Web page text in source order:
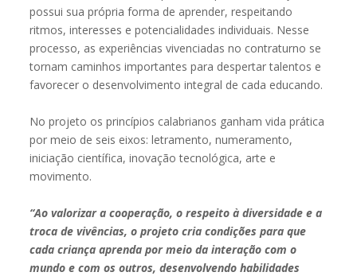
possui sua própria forma de aprender, respeitando
ritmos, interesses e potencialidades individuais. Nesse
processo, as experiências vivenciadas no contraturno se
tornam caminhos importantes para despertar talentos e
favorecer o desenvolvimento integral de cada educando.
No projeto os princípios calabrianos ganham vida prática
por meio de seis eixos: letramento, numeramento,
iniciação científica, inovação tecnológica, arte e
movimento.
“Ao valorizar a cooperação, o respeito à diversidade e a
troca de vivências, o projeto cria condições para que
cada criança aprenda por meio da interação com o
mundo e com os outros, desenvolvendo habilidades